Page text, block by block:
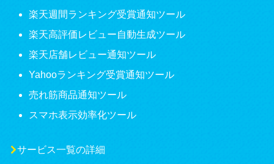
楽天週間ランキング受賞通知ツール
楽天高評価レビュー自動生成ツール
楽天店舗レビュー通知ツール
Yahooランキング受賞通知ツール
売れ筋商品通知ツール
スマホ表示効率化ツール
サービス一覧の詳細